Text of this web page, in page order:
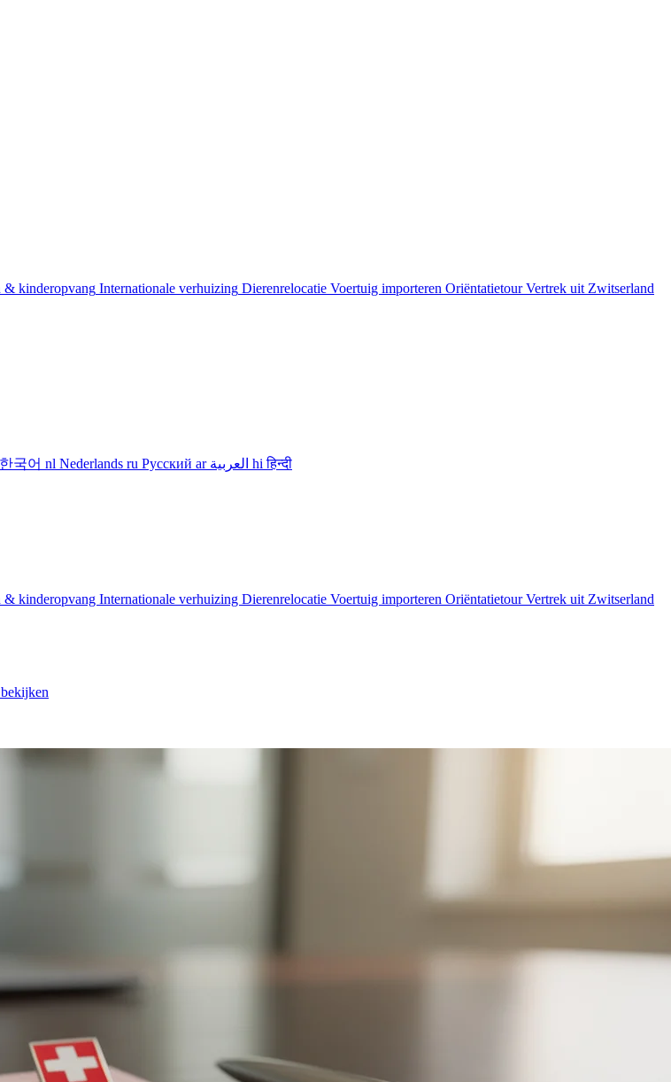
& kinderopvang Internationale verhuizing Dierenrelocatie Voertuig importeren Oriëntatietour Vertrek uit Zwitserland
한국어 nl Nederlands ru Русский ar العربية hi हिन्दी
& kinderopvang Internationale verhuizing Dierenrelocatie Voertuig importeren OriëntatietourVertrek uit Zwitserland